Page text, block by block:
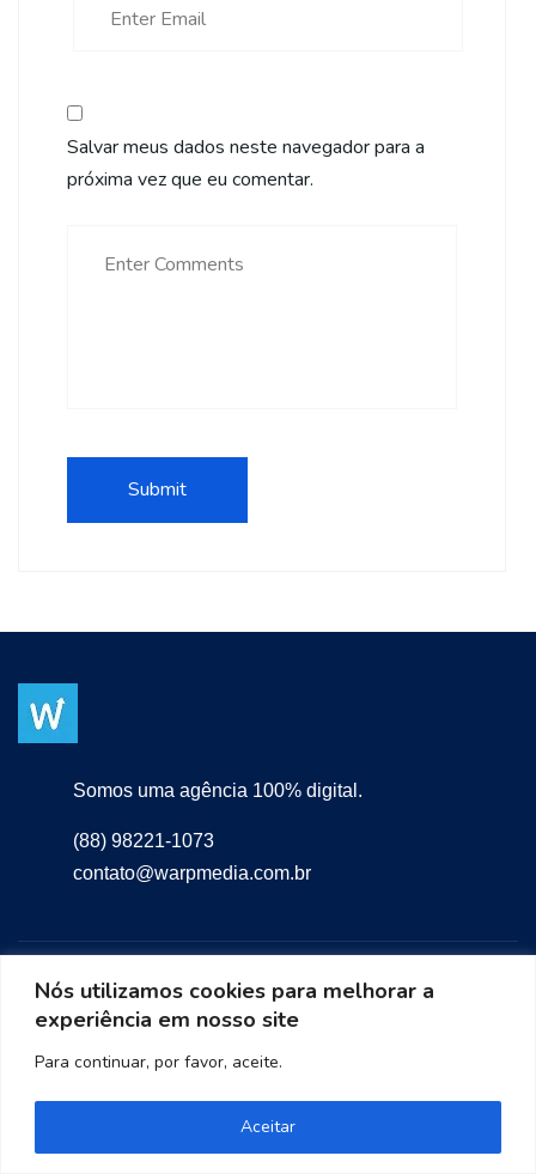
Nós utilizamos cookies para melhorar a
experiência em nosso site
Para continuar, por favor, aceite.
Aceitar
Salvar meus dados neste navegador para a
próxima vez que eu comentar.
Somos uma agência 100% digital.
(88) 98221-1073
contato@warpmedia.com.br
Precisa de ajuda? Entre em contato!